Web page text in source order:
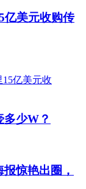
亿美元收购传
少W？
惊艳出圈，